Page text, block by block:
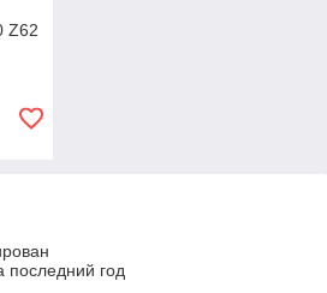
Z62
последний год